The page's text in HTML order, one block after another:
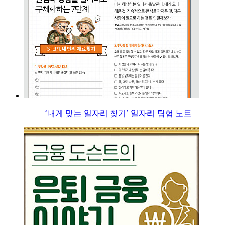
‘내게 맞는 일자리 찾기’ 일자리 탐험 노트